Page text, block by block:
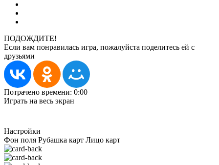
ПОДОЖДИТЕ!
Если вам понравилась игра, пожалуйста поделитесь ей с
друзьями
Потрачено времени: 0:00
Играть на весь экран
Настройки
Фон поля Рубашка карт Лицо карт